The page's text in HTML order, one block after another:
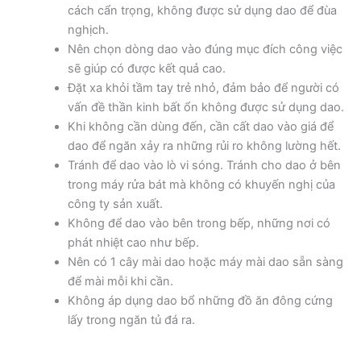
cách cẩn trọng, không được sử dụng dao để đùa
nghịch.
Nên chọn dòng dao vào đúng mục đích công việc
sẽ giúp có được kết quả cao.
Đặt xa khỏi tầm tay trẻ nhỏ, đảm bảo để người có
vấn đề thần kinh bất ổn không được sử dụng dao.
Khi không cần dùng đến, cần cất dao vào giá để
dao để ngăn xảy ra những rủi ro không lường hết.
Tránh để dao vào lò vi sóng. Tránh cho dao ở bên
trong máy rửa bát mà không có khuyến nghị của
công ty sản xuất.
Không để dao vào bên trong bếp, những nơi có
phát nhiệt cao như bếp.
Nên có 1 cây mài dao hoặc máy mài dao sẵn sàng
để mài mỗi khi cần.
Không áp dụng dao bổ những đồ ăn đông cứng
lấy trong ngăn tủ đá ra.